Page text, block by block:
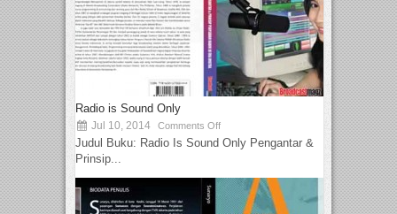
Radio is Sound Only
Jul 10, 2014 Comments Off
Judul Buku: Radio Is Sound Only Pengantar &
Prinsip...